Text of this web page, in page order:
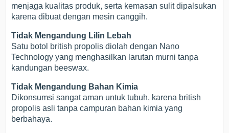
menjaga kualitas produk, serta kemasan sulit dipalsukan
karena dibuat dengan mesin canggih.
Tidak Mengandung Lilin Lebah
Satu botol british propolis diolah dengan Nano
Technology yang menghasilkan larutan murni tanpa
kandungan beeswax.
Tidak Mengandung Bahan Kimia
Dikonsumsi sangat aman untuk tubuh, karena british
propolis asli tanpa campuran bahan kimia yang
berbahaya.